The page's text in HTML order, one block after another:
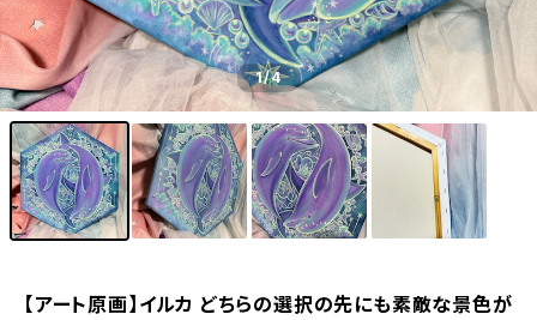
1/4
【アート原画】イルカ どちらの選択の先にも素敵な景色が